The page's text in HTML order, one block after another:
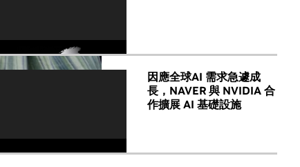
因應全球AI 需求急遽成
長，NAVER 與 NVIDIA 合
作擴展 AI 基礎設施